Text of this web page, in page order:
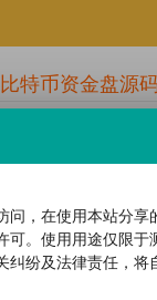
特币资金盘源码
Nginx
...
问，在使用本站分
。使用用途仅限
纷及法律责任，将